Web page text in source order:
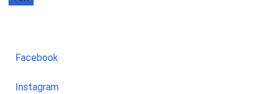
Facebook
Instagram